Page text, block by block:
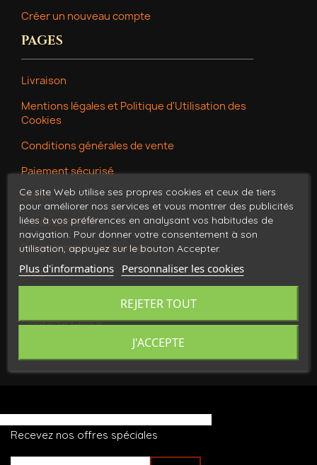
Créer un nouveau compte
PAGES
Livraison
Mentions légales et Politique d'Utilisation des
Cookies
Conditions générales de vente
Paiement sécurisé
Salons
Vie au domaine
Programme de parrainage
Shop
Contactez-nous
Recevez nos offres spéciales
Ce site Web utilise ses propres cookies et ceux de tiers
pour améliorer nos services et vous montrer des publicités
liées à vos préférences en analysant vos habitudes de
navigation. Pour donner votre consentement à son
utilisation, appuyez sur le bouton Accepter.
Plus d'informations Personnaliser les cookies
REJETER TOUT
J'ACCEPTE